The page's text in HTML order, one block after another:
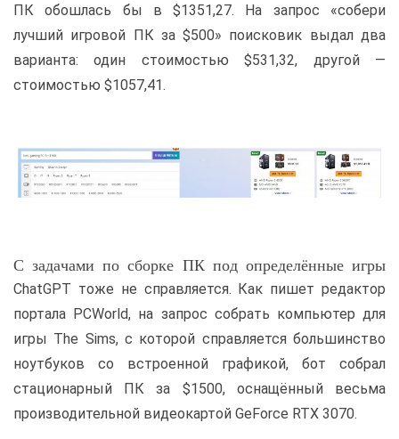
ПК обошлась бы в $1351,27. На запрос «собери
лучший игровой ПК за $500» поисковик выдал два
варианта: один стоимостью $531,32, другой —
стоимостью $1057,41.
С задачами по сборке ПК под определённые игры
ChatGPT тоже не справляется. Как пишет редактор
портала PCWorld, на запрос собрать компьютер для
игры The Sims, с которой справляется большинство
ноутбуков со встроенной графикой, бот собрал
стационарный ПК за $1500, оснащённый весьма
производительной видеокартой GeForce RTX 3070.